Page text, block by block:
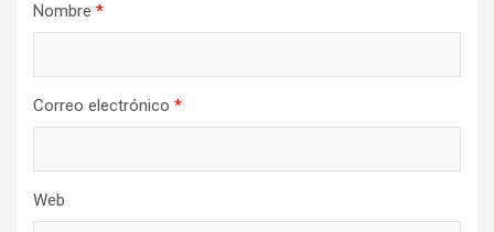
Nombre *
Correo electrónico *
Web